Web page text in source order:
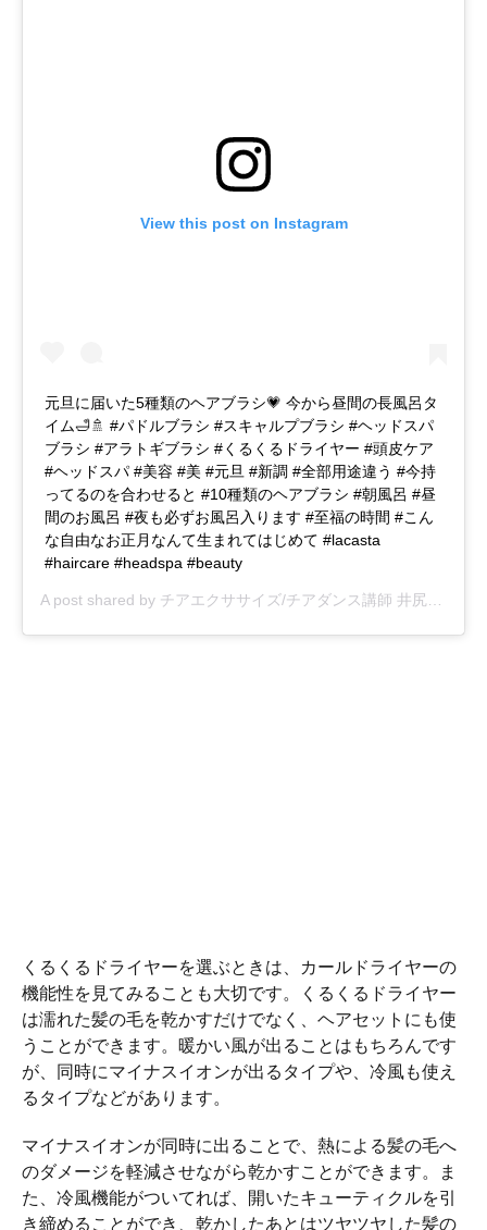
View this post on Instagram
元旦に届いた5種類のヘアブラシ💗 今から昼間の長風呂タ
イム🛁🚿 #パドルブラシ #スキャルプブラシ #ヘッドスパ
ブラシ #アラトギブラシ #くるくるドライヤー #頭皮ケア
#ヘッドスパ #美容 #美 #元旦 #新調 #全部用途違う #今持
ってるのを合わせると #10種類のヘアブラシ #朝風呂 #昼
間のお風呂 #夜も必ずお風呂入ります #至福の時間 #こん
な自由なお正月なんて生まれてはじめて #lacasta
#haircare #headspa #beauty
A post shared by チアエクササイズ/チアダンス講師 井尻百百子
くるくるドライヤーを選ぶときは、カールドライヤーの
機能性を見てみることも大切です。くるくるドライヤー
は濡れた髪の毛を乾かすだけでなく、ヘアセットにも使
うことができます。暖かい風が出ることはもちろんです
が、同時にマイナスイオンが出るタイプや、冷風も使え
るタイプなどがあります。
マイナスイオンが同時に出ることで、熱による髪の毛へ
のダメージを軽減させながら乾かすことができます。ま
た、冷風機能がついてれば、開いたキューティクルを引
き締めることができ、乾かしたあとはツヤツヤした髪の